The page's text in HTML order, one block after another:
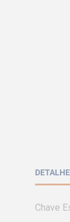
Chave